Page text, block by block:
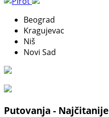
Beograd
Kragujevac
Niš
Novi Sad
Putovanja - Najčitanije